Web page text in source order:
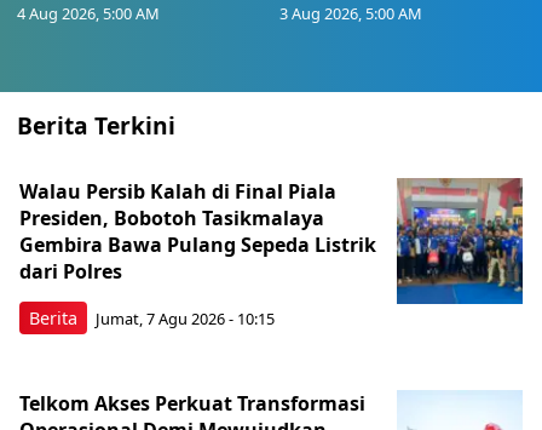
4 Aug 2026, 5:00 AM 3 Aug 2026, 5:00 AM
Berita Terkini
Berita
Walau Persib Kalah di Final Piala
Presiden, Bobotoh Tasikmalaya
Gembira Bawa Pulang Sepeda Listrik
dari Polres
Jumat, 7 Agu 2026 - 10:15
Telkom Akses Perkuat Transformasi